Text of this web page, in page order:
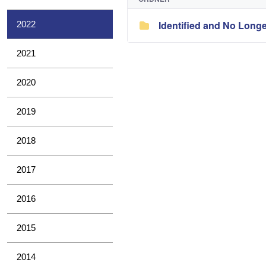
2022
2021
2020
2019
2018
2017
2016
2015
2014
Identified and No